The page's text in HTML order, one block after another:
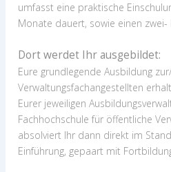
umfasst eine praktische
Monate dauert, sowie einen zwei-
Dort werdet Ihr ausgebildet:
Eure grundlegende Ausbildung
Verwaltungsfachangestellten
Eurer jeweiligen
Fachhochschule für öffentliche
absolviert Ihr dann direkt im
Einführung, gepaart mit